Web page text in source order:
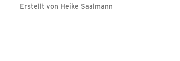
Erstellt von Heike Saalmann